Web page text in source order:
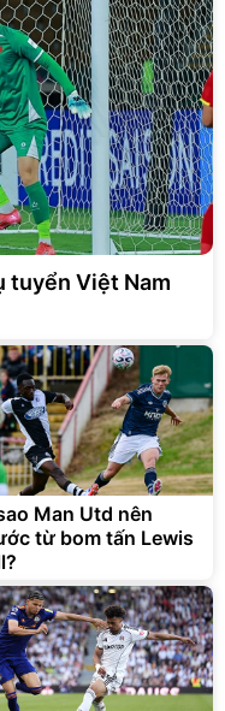
tuyển Việt Nam
Man Utd nên
từ bom tấn Lewis